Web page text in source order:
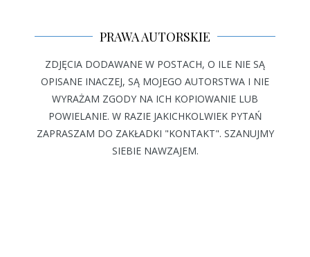
PRAWA AUTORSKIE
ZDJĘCIA DODAWANE W POSTACH, O ILE NIE SĄ
OPISANE INACZEJ, SĄ MOJEGO AUTORSTWA I NIE
WYRAŻAM ZGODY NA ICH KOPIOWANIE LUB
POWIELANIE. W RAZIE JAKICHKOLWIEK PYTAŃ
ZAPRASZAM DO ZAKŁADKI "KONTAKT". SZANUJMY
SIEBIE NAWZAJEM.